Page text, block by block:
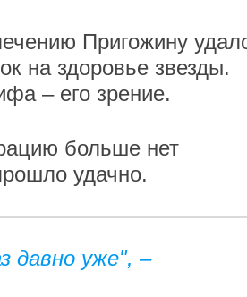
Пригожину
на здоровье звезды.
– его зрение.
больше нет
удачно.
давно уже", –